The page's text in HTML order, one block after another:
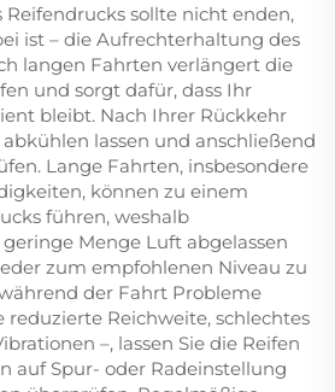
sollte nicht enden,
ist – die Aufrechterhaltung des
langen Fahrten verlängert die
und sorgt dafür, dass Ihr
bleibt. Nach Ihrer Rückkehr
lassen und anschließend
Lange Fahrten, insbesondere
können zu einem
führen, weshalb
Menge Luft abgelassen
zum empfohlenen Niveau zu
der Fahrt Probleme
Reichweite, schlechtes
–, lassen Sie die Reifen
auf Spur- oder Radeinstellung